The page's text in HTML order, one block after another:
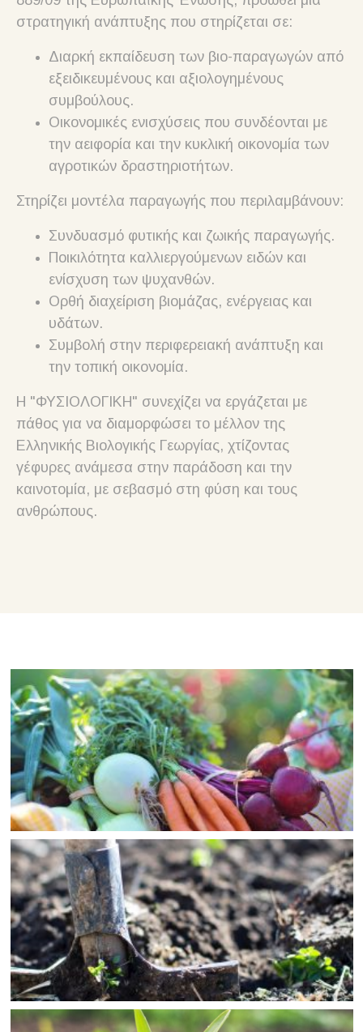
στρατηγική ανάπτυξης που στηρίζεται σε:
Διαρκή εκπαίδευση των βιο-παραγωγών από
εξειδικευμένους και αξιολογημένους
συμβούλους.
Οικονομικές ενισχύσεις που συνδέονται με
την αειφορία και την κυκλική οικονομία των
αγροτικών δραστηριοτήτων.
Στηρίζει μοντέλα παραγωγής που περιλαμβάνουν:
Συνδυασμό φυτικής και ζωικής παραγωγής.
Ποικιλότητα καλλιεργούμενων ειδών και
ενίσχυση των ψυχανθών.
Ορθή διαχείριση βιομάζας, ενέργειας και
υδάτων.
Συμβολή στην περιφερειακή ανάπτυξη και
την τοπική οικονομία.
Η "ΦΥΣΙΟΛΟΓΙΚΗ" συνεχίζει να εργάζεται με
πάθος για να διαμορφώσει το μέλλον της
Ελληνικής Βιολογικής Γεωργίας, χτίζοντας
γέφυρες ανάμεσα στην παράδοση και την
καινοτομία, με σεβασμό στη φύση και τους
ανθρώπους.